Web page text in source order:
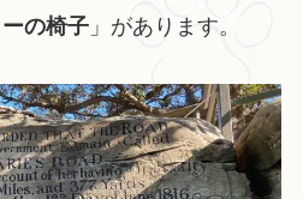
の椅子」があります。